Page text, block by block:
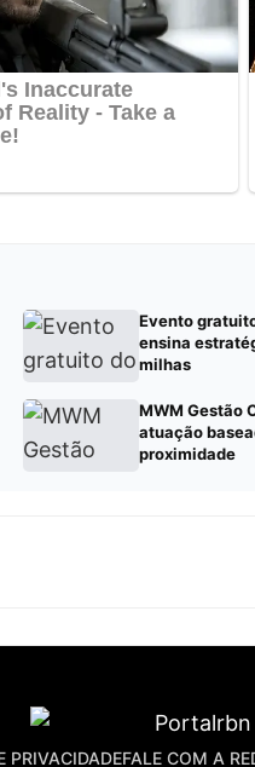
Evento
ensina
milhas
MWM Gestão
atuação
proximidade
PRIVACIDADEFALE COM A